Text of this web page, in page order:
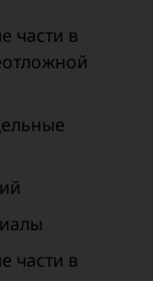
части в
части в